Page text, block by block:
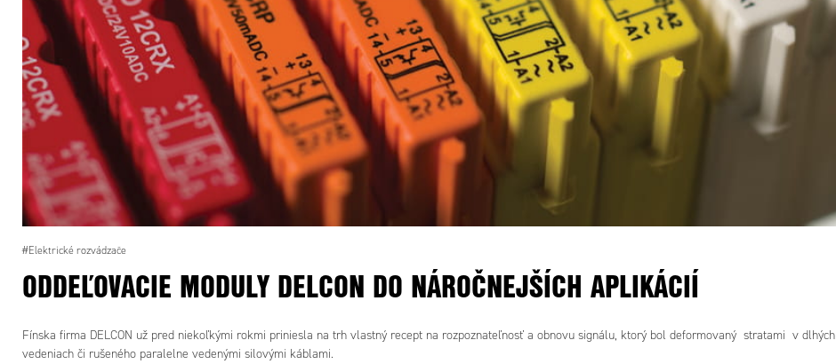
#Elektrické rozvádzače
ODDEĽOVACIE MODULY DELCON DO NÁROČNEJŠÍCH APLIKÁCIÍ
Fínska firma DELCON už pred niekoľkými rokmi priniesla na trh vlastný recept na rozpoznateľnosť a obnovu signálu, ktorý bol deformovaný stratami v dlhých
vedeniach či rušeného paralelne vedenými silovými káblami.